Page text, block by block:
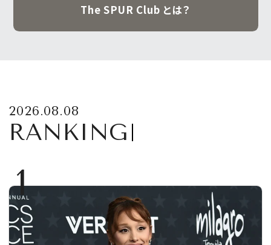
The SPUR Club とは？
2026.08.08
RANKING
1